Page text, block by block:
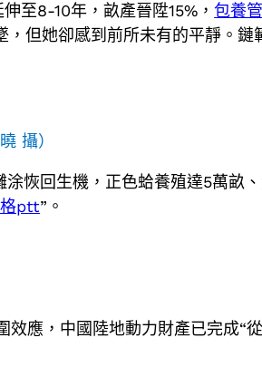
至8-10年，畝產晉陞15%，包養
但她卻感到前所未有的平靜。鏈
攝）
恢回生機，正色蛤養殖達5萬畝
ptt”。
應，中國陸地動力財產已完成“